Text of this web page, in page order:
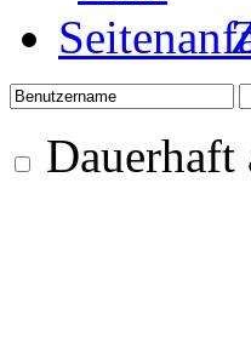
Dauerhaft